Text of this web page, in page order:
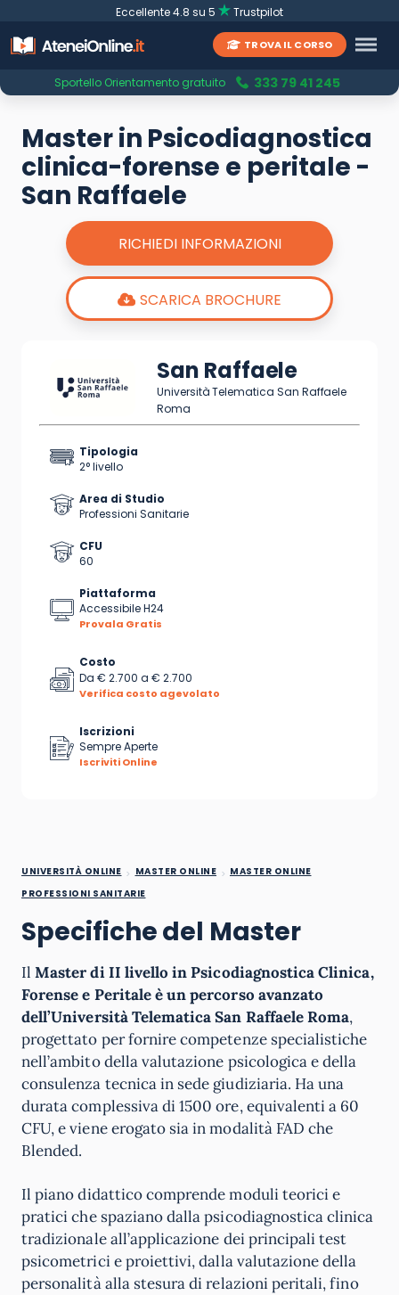
Eccellente 4.8 su 5 Trustpilot
TROVA IL CORSO
Sportello Orientamento gratuito 333 79 41 245
Master in Psicodiagnostica
clinica-forense e peritale -
San Raffaele
RICHIEDI INFORMAZIONI
SCARICA BROCHURE
San Raffaele
Università Telematica San Raffaele
Roma
Tipologia
2° livello
Area di Studio
Professioni Sanitarie
CFU
60
Piattaforma
Accessibile H24
Provala Gratis
Costo
Da € 2.700 a € 2.700
Verifica costo agevolato
Iscrizioni
Sempre Aperte
Iscriviti Online
UNIVERSITÀ ONLINE MASTER ONLINE
MASTER ONLINE
PROFESSIONI SANITARIE
Specifiche del Master
IlMaster di II livello in Psicodiagnostica Clinica,
Forense e Peritale è un percorso avanzato
dell’Università Telematica San Raffaele Roma,
progettato per fornire competenze specialistiche
nell’ambito della valutazione psicologica e della
consulenza tecnica in sede giudiziaria. Ha una
durata complessiva di 1500 ore, equivalenti a 60
CFU, e viene erogato sia in modalità FAD che
Blended.
Il piano didattico comprende moduli teorici e
pratici che spaziano dalla psicodiagnostica clinica
tradizionale all’applicazione dei principali test
psicometrici e proiettivi, dalla valutazione della
personalità alla stesura di relazioni peritali, fino